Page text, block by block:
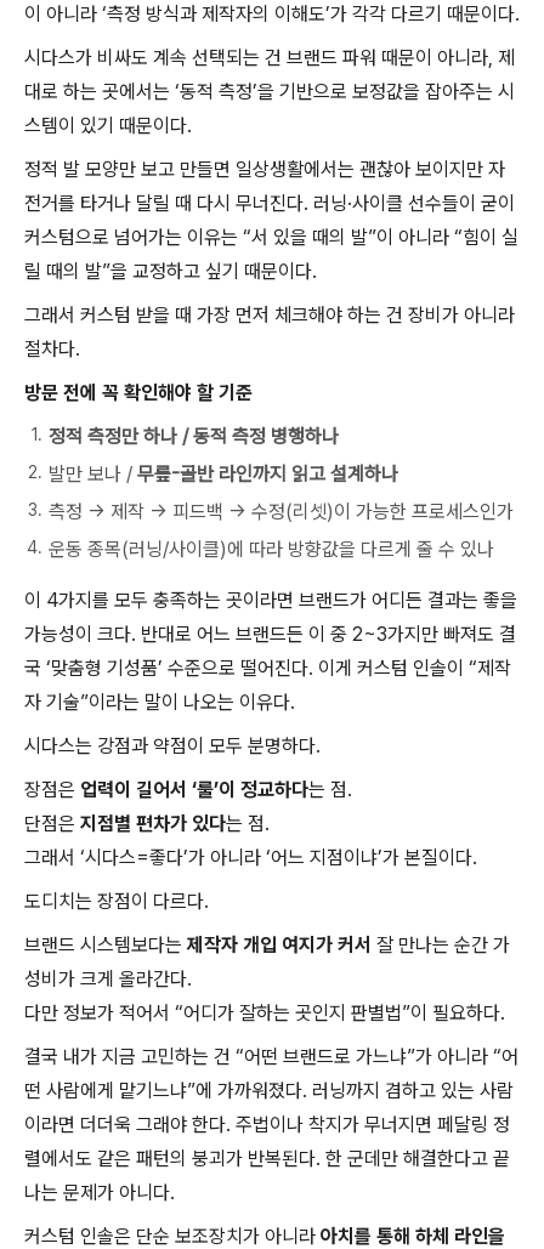
이 아니라 ‘측정 방식과 제작자의 이해도’가 각각 다르기 때문이다.
시다스가 비싸도 계속 선택되는 건 브랜드 파워 때문이 아니라, 제
대로 하는 곳에서는 ‘동적 측정’을 기반으로 보정값을 잡아주는 시
스템이 있기 때문이다.
정적 발 모양만 보고 만들면 일상생활에서는 괜찮아 보이지만 자
전거를 타거나 달릴 때 다시 무너진다. 러닝·사이클 선수들이 굳이
커스텀으로 넘어가는 이유는 “서 있을 때의 발”이 아니라 “힘이 실
릴 때의 발”을 교정하고 싶기 때문이다.
그래서 커스텀 받을 때 가장 먼저 체크해야 하는 건 장비가 아니라
절차다.
방문 전에 꼭 확인해야 할 기준
정적 측정만 하나 / 동적 측정 병행하나
발만 보나 / 무릎-골반 라인까지 읽고 설계하나
측정 → 제작 → 피드백 → 수정(리셋)이 가능한 프로세스인가
운동 종목(러닝/사이클)에 따라 방향값을 다르게 줄 수 있나
이 4가지를 모두 충족하는 곳이라면 브랜드가 어디든 결과는 좋을
가능성이 크다. 반대로 어느 브랜드든 이 중 2~3가지만 빠져도 결
국 ‘맞춤형 기성품’ 수준으로 떨어진다. 이게 커스텀 인솔이 “제작
자 기술”이라는 말이 나오는 이유다.
시다스는 강점과 약점이 모두 분명하다.
장점은 업력이 길어서 ‘룰’이 정교하다는 점.
단점은 지점별 편차가 있다는 점.
그래서 ‘시다스=좋다’가 아니라 ‘어느 지점이냐’가 본질이다.
도디치는 장점이 다르다.
브랜드 시스템보다는제작자 개입 여지가 커서 잘 만나는 순간 가
성비가 크게 올라간다.
다만 정보가 적어서 “어디가 잘하는 곳인지 판별법”이 필요하다.
결국 내가 지금 고민하는 건 “어떤 브랜드로 가느냐”가 아니라 “어
떤 사람에게 맡기느냐”에 가까워졌다. 러닝까지 겸하고 있는 사람
이라면 더더욱 그래야 한다. 주법이나 착지가 무너지면 페달링 정
렬에서도 같은 패턴의 붕괴가 반복된다. 한 군데만 해결한다고 끝
나는 문제가 아니다.
커스텀 인솔은 단순 보조장치가 아니라 아치를 통해 하체 라인을